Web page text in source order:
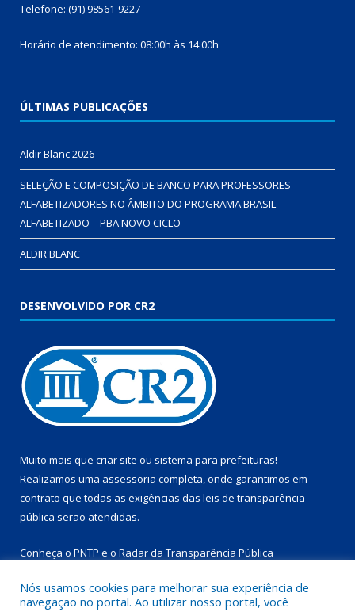
Telefone: (91) 98561-9227
Horário de atendimento: 08:00h às 14:00h
ÚLTIMAS PUBLICAÇÕES
Aldir Blanc 2026
SELEÇÃO E COMPOSIÇÃO DE BANCO PARA PROFESSORES
ALFABETIZADORES NO ÂMBITO DO PROGRAMA BRASIL
ALFABETIZADO – PBA NOVO CICLO
ALDIR BLANC
DESENVOLVIDO POR CR2
Muito mais que criar site ou sistema para prefeituras!
Realizamos uma assessoria completa, onde garantimos em
contrato que todas as exigências das leis de transparência
pública serão atendidas.
Conheça o PNTP e o Radar da Transparência Pública
Nós usamos cookies para melhorar sua experiência de
navegação no portal. Ao utilizar nosso portal, você